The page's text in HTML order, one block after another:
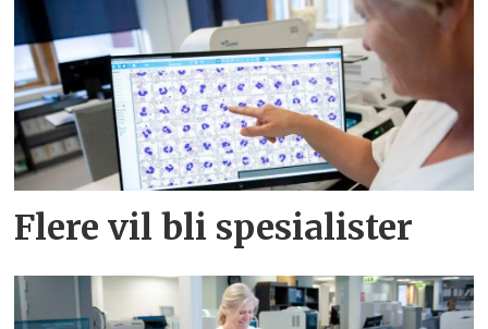
Flere vil bli spesialister